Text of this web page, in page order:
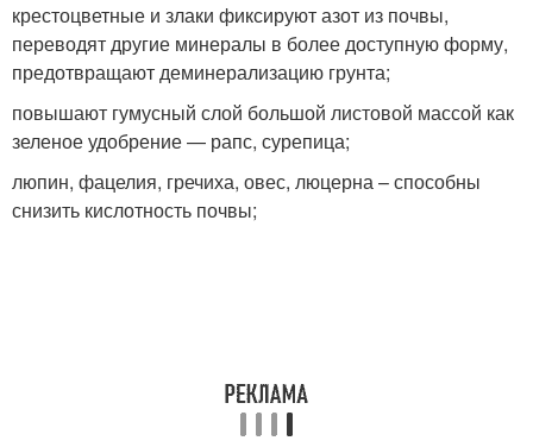
крестоцветные и злаки фиксируют азот из почвы,
переводят другие минералы в более доступную форму,
предотвращают деминерализацию грунта;
повышают гумусный слой большой листовой массой как
зеленое удобрение — рапс, сурепица;
люпин, фацелия, гречиха, овес, люцерна – способны
снизить кислотность почвы;